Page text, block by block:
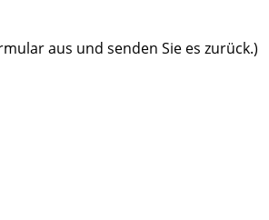
aus und senden Sie es zurück.)